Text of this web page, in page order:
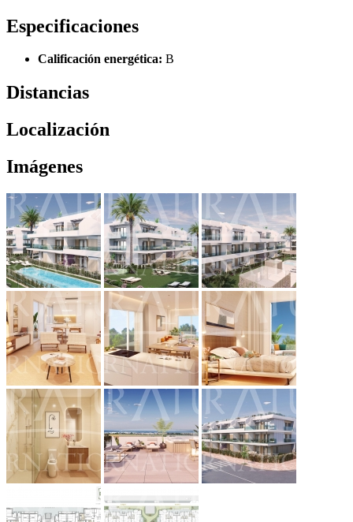
Especificaciones
Calificación energética: B
Distancias
Localización
Imágenes